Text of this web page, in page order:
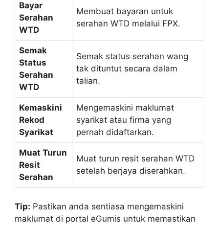
Bayar
Serahan
WTD
Membuat bayaran untuk
serahan WTD melalui FPX.
Semak
Status
Serahan
WTD
Semak status serahan wang
tak dituntut secara dalam
talian.
Kemaskini
Rekod
Syarikat
Mengemaskini maklumat
syarikat atau firma yang
pernah didaftarkan.
Muat Turun
Resit
Serahan
Muat turun resit serahan WTD
setelah berjaya diserahkan.
Tip: Pastikan anda sentiasa mengemaskini
maklumat di portal eGumis untuk memastikan